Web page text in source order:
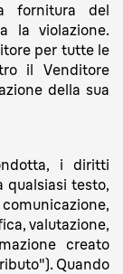
fornitura del
la violazione.
per tutte le
il Venditore
della sua
i diritti
testo,
valutazione,
creato
Quando